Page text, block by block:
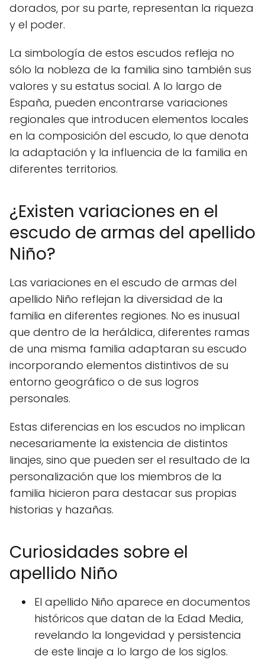
dorados, por su parte, representan la riqueza
y el poder.
La simbología de estos escudos refleja no
sólo la nobleza de la familia sino también sus
valores y su estatus social. A lo largo de
España, pueden encontrarse variaciones
regionales que introducen elementos locales
en la composición del escudo, lo que denota
la adaptación y la influencia de la familia en
diferentes territorios.
¿Existen variaciones en el
escudo de armas del apellido
Niño?
Las variaciones en el escudo de armas del
apellido Niño reflejan la diversidad de la
familia en diferentes regiones. No es inusual
que dentro de la heráldica, diferentes ramas
de una misma familia adaptaran su escudo
incorporando elementos distintivos de su
entorno geográfico o de sus logros
personales.
Estas diferencias en los escudos no implican
necesariamente la existencia de distintos
linajes, sino que pueden ser el resultado de la
personalización que los miembros de la
familia hicieron para destacar sus propias
historias y hazañas.
Curiosidades sobre el
apellido Niño
El apellido Niño aparece en documentos
históricos que datan de la Edad Media,
revelando la longevidad y persistencia
de este linaje a lo largo de los siglos.